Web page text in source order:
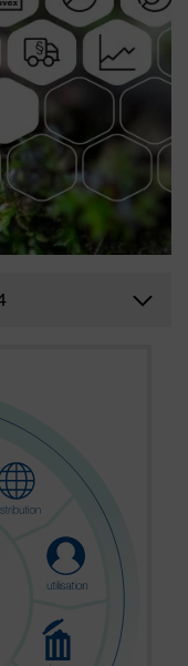
groupes.